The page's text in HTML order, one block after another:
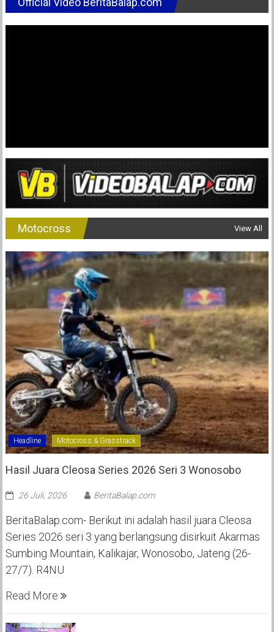
Motocross View All
Headline Motocross & Grasstrack
Hasil Juara Cleosa Series 2026 Seri 3 Wonosobo ‎
26 Juli, 2026 BeritaBalap.com
BeritaBalap.com- Berikut ini adalah hasil juara Cleosa
Series 2026 seri 3 yang berlangsung disirkuit Akarmas
Sumbing Mountain, Kalikajar, Wonosobo, Jateng (26-
27/7). R4NU
Read More